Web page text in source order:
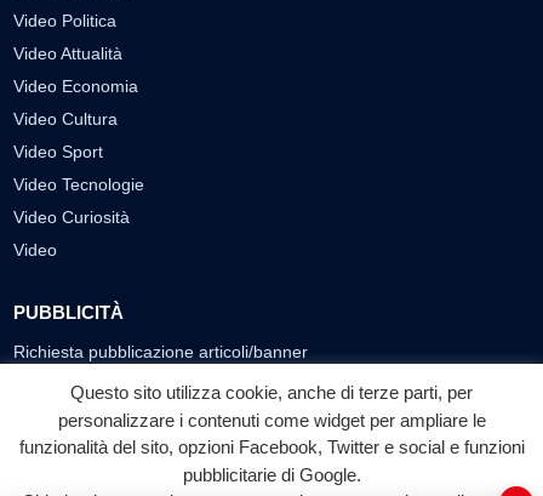
Video Politica
Video Attualità
Video Economia
Video Cultura
Video Sport
Video Tecnologie
Video Curiosità
Video
PUBBLICITÀ
Richiesta pubblicazione articoli/banner
SEGUICI SUI SOCIAL
f
Facebook
◎ ▶
YouTube
Questo sito utilizza cookie, anche di terze parti, per
personalizzare i contenuti come widget per ampliare le
funzionalità del sito, opzioni Facebook, Twitter e social e funzioni
pubblicitarie di Google.